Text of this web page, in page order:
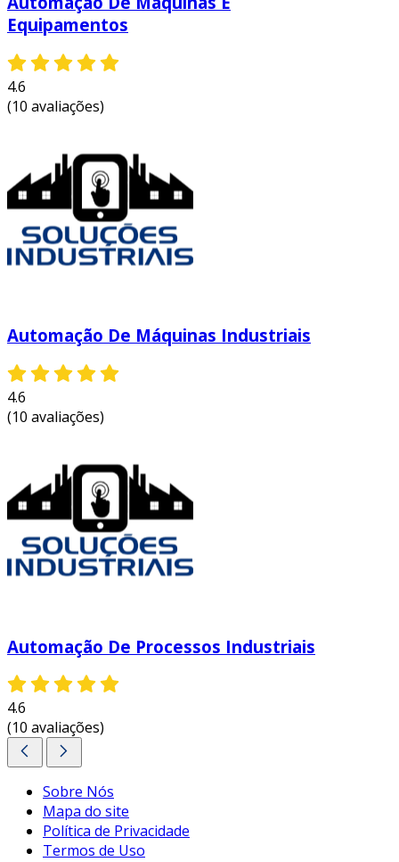
Equipamentos
4.6
(10 avaliações)
Automação De Máquinas Industriais
4.6
(10 avaliações)
Automação De Processos Industriais
4.6
(10 avaliações)
Sobre Nós
Mapa do site
Política de Privacidade
Termos de Uso